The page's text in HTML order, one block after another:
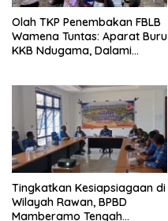
Olah TKP Penembakan FBLB
Wamena Tuntas: Aparat Buru
KKB Ndugama, Dalami
Tingkatkan Kesiapsiagaan di
Wilayah Rawan, BPBD
Mamberamo Tengah